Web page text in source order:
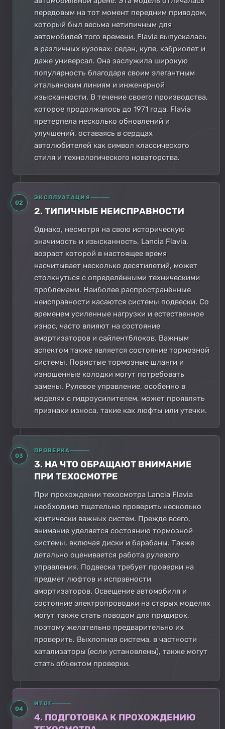
передовым на тот момент передним приводом,
который был весьма нетипичным для
автомобилей того времени. Flavia выпускалась
в различных кузовах: седан, купе, кабриолет и
даже универсал. Она заслужила широкую
популярность благодаря своим элегантным
итальянским линиям и инженерной
изысканности. В течение своего производства,
которое продолжалось до 1971 года, Flavia
претерпела несколько обновлений и
улучшений, оставаясь в сердцах
автолюбителей как символ классического
стиля и технологического новаторства.
02
ЭКСПЛУАТАЦИЯ
2. ТИПИЧНЫЕ НЕИСПРАВНОСТИ
Однако, несмотря на свою историческую
значимость и изысканность, Lancia Flavia,
возраст которой в настоящее время
насчитывает несколько десятилетий, может
столкнуться с определёнными техническими
проблемами. Наиболее распространённые
неисправности касаются системы подвески. Со
временем усиленные нагрузки и естественное
износ, часто влияют на состояние
амортизаторов и сайлентблоков. Важным
аспектом также является состояние тормозной
системы. Пористые тормозные шланги и
изношенные колодки могут потребовать
замены. Рулевое управление, особенно в
моделях с гидроусилителем, может проявлять
признаки износа, такие как люфты или утечки.
03
ПРОВЕРКА
3. НА ЧТО ОБРАЩАЮТ ВНИМАНИЕ
ПРИ ТЕХОСМОТРЕ
При прохождении техосмотра Lancia Flavia
необходимо тщательно проверить несколько
критически важных систем. Прежде всего,
внимание уделяется состоянию тормозной
системы, включая диски и барабаны. Также
детально оценивается работа рулевого
управления. Подвеска требует проверки на
предмет люфтов и исправности
амортизаторов. Освещение автомобиля и
состояние электропроводки на старых моделях
могут также стать поводом для придирок,
поэтому желательно предварительно их
проверить. Выхлопная система, в частности
катализаторы (если установлены), также могут
стать объектом проверки.
04
ИТОГ
4. ПОДГОТОВКА К ПРОХОЖДЕНИЮ